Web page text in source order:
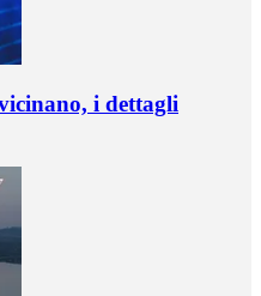
i dettagli